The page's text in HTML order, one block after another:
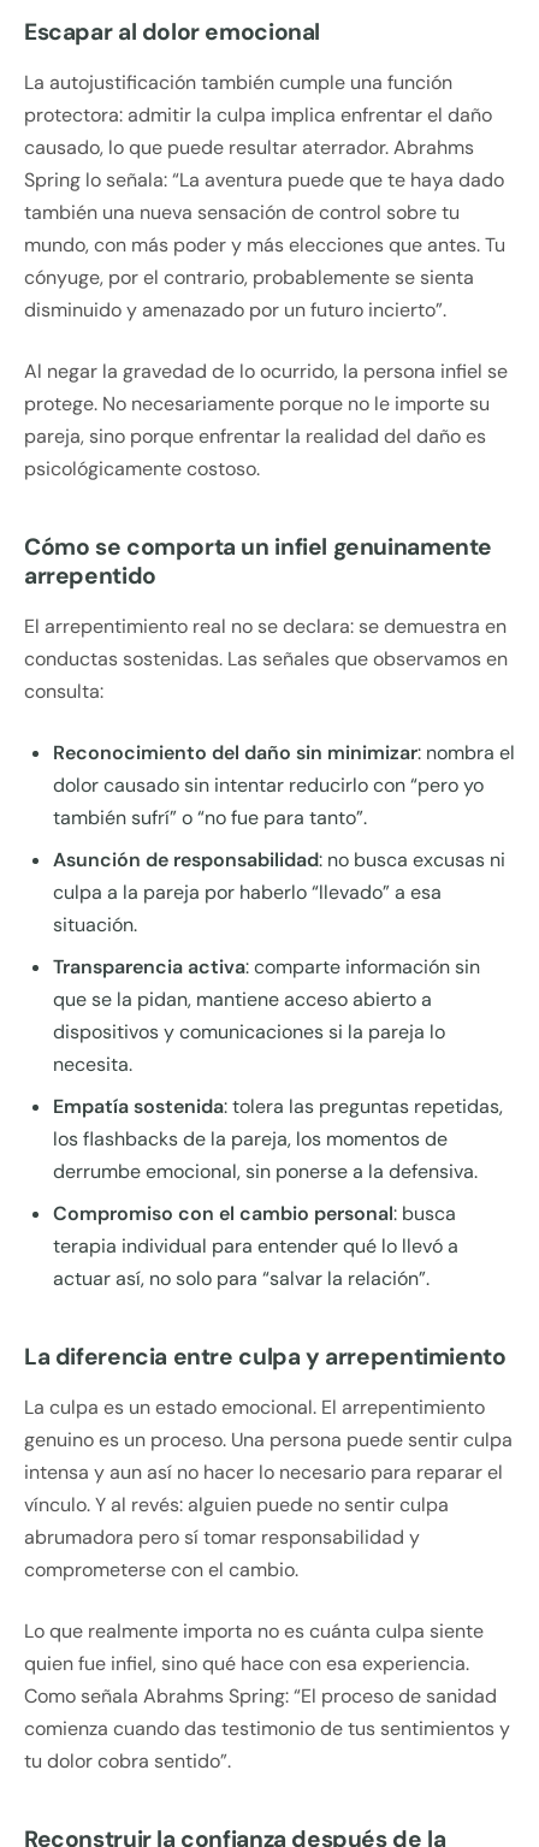
Escapar al dolor emocional
La autojustificación también cumple una función
protectora: admitir la culpa implica enfrentar el daño
causado, lo que puede resultar aterrador. Abrahms
Spring lo señala: “La aventura puede que te haya dado
también una nueva sensación de control sobre tu
mundo, con más poder y más elecciones que antes. Tu
cónyuge, por el contrario, probablemente se sienta
disminuido y amenazado por un futuro incierto”.
Al negar la gravedad de lo ocurrido, la persona infiel se
protege. No necesariamente porque no le importe su
pareja, sino porque enfrentar la realidad del daño es
psicológicamente costoso.
Cómo se comporta un infiel genuinamente
arrepentido
El arrepentimiento real no se declara: se demuestra en
conductas sostenidas. Las señales que observamos en
consulta:
Reconocimiento del daño sin minimizar: nombra el
dolor causado sin intentar reducirlo con “pero yo
también sufrí” o “no fue para tanto”.
Asunción de responsabilidad: no busca excusas ni
culpa a la pareja por haberlo “llevado” a esa
situación.
Transparencia activa: comparte información sin
que se la pidan, mantiene acceso abierto a
dispositivos y comunicaciones si la pareja lo
necesita.
Empatía sostenida: tolera las preguntas repetidas,
los flashbacks de la pareja, los momentos de
derrumbe emocional, sin ponerse a la defensiva.
Compromiso con el cambio personal: busca
terapia individual para entender qué lo llevó a
actuar así, no solo para “salvar la relación”.
La diferencia entre culpa y arrepentimiento
La culpa es un estado emocional. El arrepentimiento
genuino es un proceso. Una persona puede sentir culpa
intensa y aun así no hacer lo necesario para reparar el
vínculo. Y al revés: alguien puede no sentir culpa
abrumadora pero sí tomar responsabilidad y
comprometerse con el cambio.
Lo que realmente importa no es cuánta culpa siente
quien fue infiel, sino qué hace con esa experiencia.
Como señala Abrahms Spring: “El proceso de sanidad
comienza cuando das testimonio de tus sentimientos y
tu dolor cobra sentido”.
Reconstruir la confianza después de la